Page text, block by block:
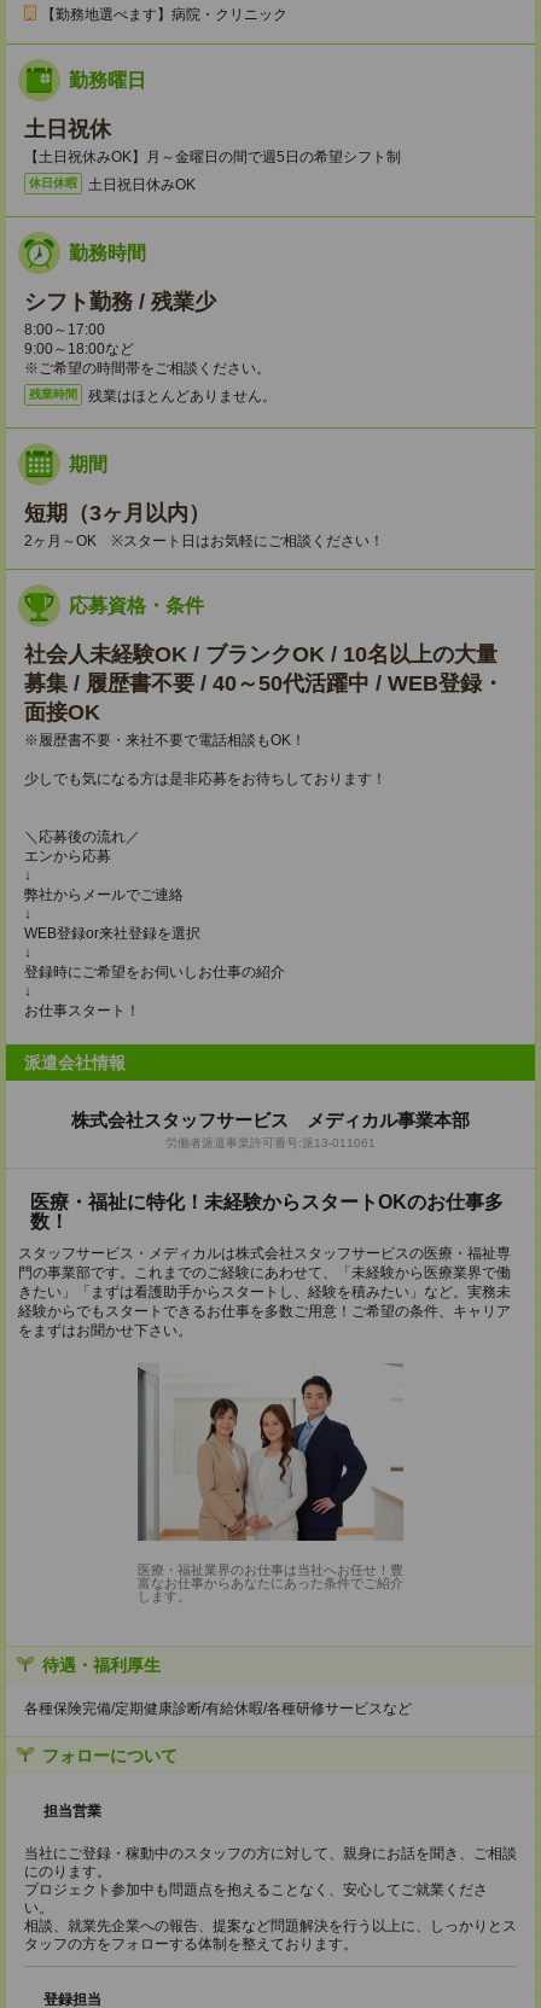
【勤務地選べます】病院・クリニック
勤務曜日
土日祝休
【土日祝休みOK】月～金曜日の間で週5日の希望シフト制
休日休暇 土日祝日休みOK
勤務時間
シフト勤務 / 残業少
8:00～17:00
9:00～18:00など
※ご希望の時間帯をご相談ください。
残業時間 残業はほとんどありません。
期間
短期（3ヶ月以内）
2ヶ月～OK ※スタート日はお気軽にご相談ください！
応募資格・条件
社会人未経験OK / ブランクOK / 10名以上の大量
募集 / 履歴書不要 / 40～50代活躍中 / WEB登録・
面接OK
※履歴書不要・来社不要で電話相談もOK！
少しでも気になる方は是非応募をお待ちしております！
＼応募後の流れ／
エンから応募
↓
弊社からメールでご連絡
↓
WEB登録or来社登録を選択
↓
登録時にご希望をお伺いしお仕事の紹介
↓
お仕事スタート！
派遣会社情報
株式会社スタッフサービス メディカル事業本部
労働者派遣事業許可番号:派13-011061
医療・福祉に特化！未経験からスタートOKのお仕事多
数！
スタッフサービス・メディカルは株式会社スタッフサービスの医療・福祉専
門の事業部です。これまでのご経験にあわせて、「未経験から医療業界で働
きたい」「まずは看護助手からスタートし、経験を積みたい」など。実務未
経験からでもスタートできるお仕事を多数ご用意！ご希望の条件、キャリア
をまずはお聞かせ下さい。
医療・福祉業界のお仕事は当社へお任せ！豊
富なお仕事からあなたにあった条件でご紹介
します。
待遇・福利厚生
各種保険完備/定期健康診断/有給休暇/各種研修サービスなど
フォローについて
担当営業
当社にご登録・稼動中のスタッフの方に対して、親身にお話を聞き、ご相談
にのります。
プロジェクト参加中も問題点を抱えることなく、安心してご就業くださ
い。
相談、就業先企業への報告、提案など問題解決を行う以上に、しっかりとス
タッフの方をフォローする体制を整えております。
登録担当